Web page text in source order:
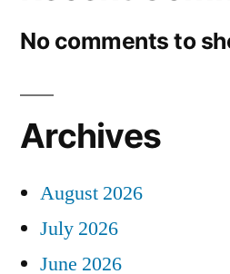
No comments to
Archives
August 2026
July 2026
June 2026